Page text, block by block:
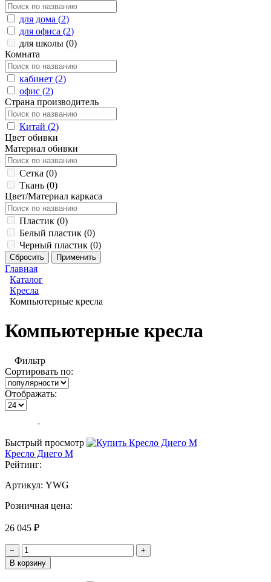
для дома (2)
для офиса (2)
для школы (0)
Комната
кабинет (2)
офис (2)
Страна производитель
Китай (2)
Цвет обивки
Материал обивки
Сетка (0)
Ткань (0)
Цвет/Материал каркаса
Пластик (0)
Белый пластик (0)
Черный пластик (0)
Главная
Каталог
Кресла
Компьютерные кресла
Компьютерные кресла
Фильтр
Сортировать по:
Отображать:
Быстрый просмотр
Кресло Диего М
Рейтинг:
Артикул: YWG
Розничная цена:
26 045 ₽
−
+
В корзину